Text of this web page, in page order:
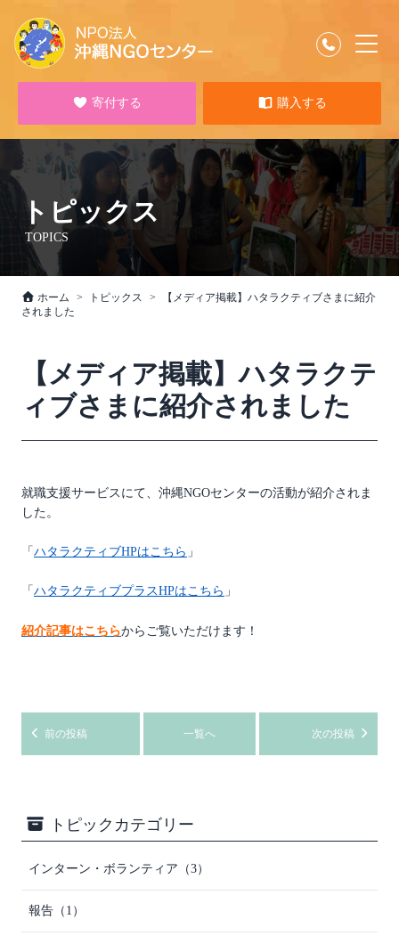
寄付する 購入する
トピックス
TOPICS
ホーム トピックス
【メディア掲載】ハタラクティブさまに紹介
されました
【メディア掲載】ハタラクテ
ィブさまに紹介されました
就職支援サービスにて、沖縄NGOセンターの活動が紹介されま
した。
「 ハタラクティブHPはこちら 」
「 ハタラクティブプラスHPはこちら 」
紹介記事はこちらからご覧いただけます！
前の投稿 一覧へ 次の投稿
トピックカテゴリー
インターン・ボランティア（3）
報告（1）